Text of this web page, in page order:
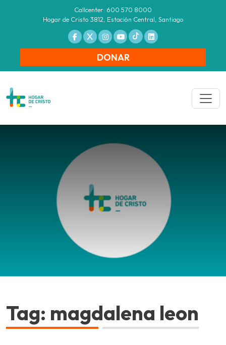
Callcenter: 600 570 8000
Hogar de Cristo 3812, Estación Central, Santiago
DONAR
Tag: magdalena leon